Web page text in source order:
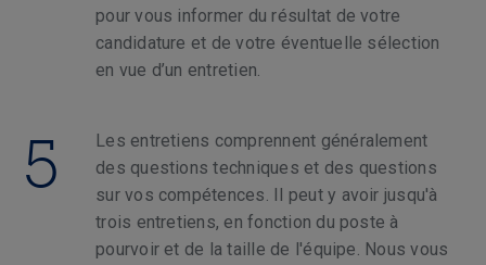
pour vous informer du résultat de votre
candidature et de votre éventuelle sélection
en vue d’un entretien.
5
Les entretiens comprennent généralement
des questions techniques et des questions
sur vos compétences. Il peut y avoir jusqu'à
trois entretiens, en fonction du poste à
pourvoir et de la taille de l'équipe. Nous vous